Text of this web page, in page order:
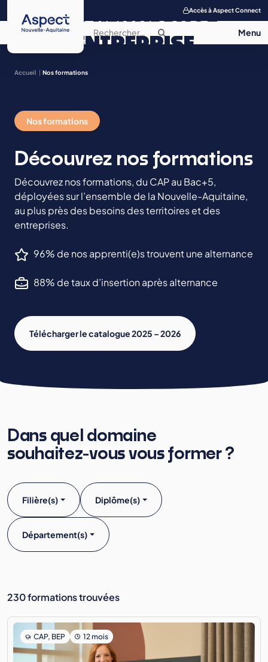
Accès à Aspect Connect
APPRENTISSAGE
ENTREPRISE
SALON DE
CONTACT
Accueil Nos formations
Nos formations
Découvrez nos formations
Découvrez nos formations, du CAP au Bac+5,
déployées sur l’ensemble de la Nouvelle-Aquitaine,
au plus près des besoins des territoires et des
entreprises.
96% de nos apprenti(e)s trouvent une alternance
88% de taux d’insertion après alternance
Télécharger le catalogue 2025 – 2026
Dans quel domaine
souhaitez-vous vous former ?
Filière(s) Diplôme(s)
Département(s)
230 formations trouvées
CAP, BEP 12 mois